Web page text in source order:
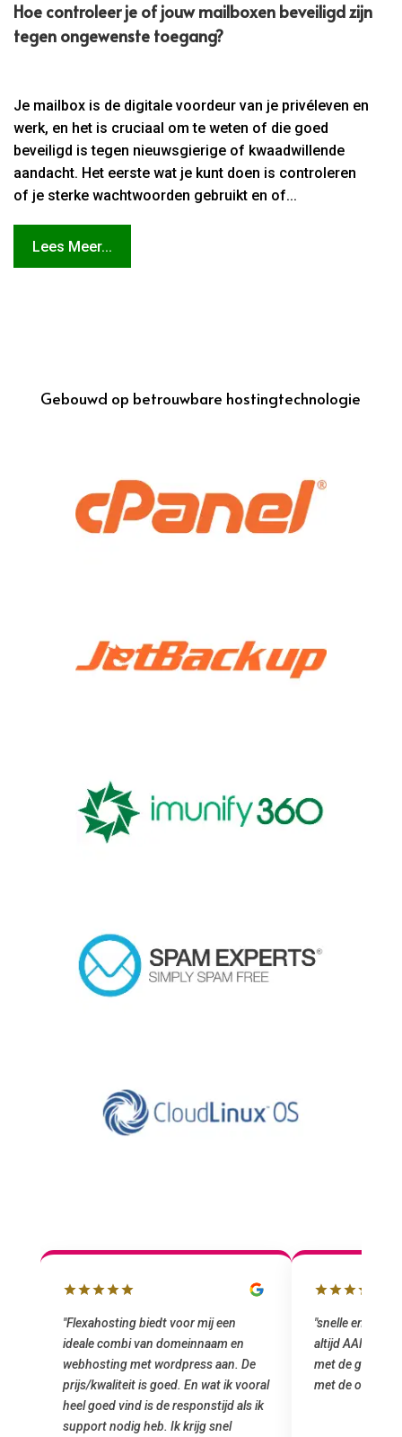
Hoe controleer je of jouw mailboxen beveiligd zijn
tegen ongewenste toegang?
Je mailbox is de digitale voordeur van je privéleven en
werk, en het is cruciaal om te weten of die goed
beveiligd is tegen nieuwsgierige of kwaadwillende
aandacht. Het eerste wat je kunt doen is controleren
of je sterke wachtwoorden gebruikt en of...
Lees Meer...
Gebouwd op betrouwbare hostingtechnologie
"snelle en vriendelijke service. staat
altijd AAN (: fijne prijzen vergeleken
met de grote jongens en dus nu al blij
met de overstap!"
"Top service. Ik
het installeren
was meteen
gemaakt. Top